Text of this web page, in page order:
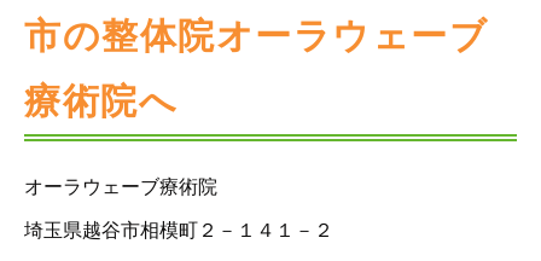
市の整体院オーラウェーブ
療術院へ
オーラウェーブ療術院
埼玉県越谷市相模町２－１４１－２